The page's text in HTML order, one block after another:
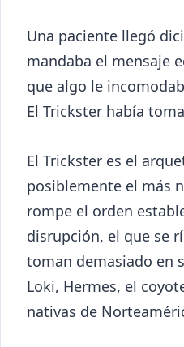
Una paciente llegó
mandaba el mensaje
que algo le
El Trickster había
El Trickster es el
posiblemente el más
rompe el orden
disrupción, el que se
toman demasiado en
Loki, Hermes, el
nativas de